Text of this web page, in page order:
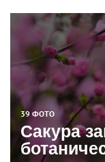
39 ФОТО
Сакура